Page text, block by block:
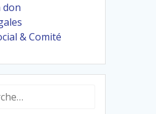
don
& Comité